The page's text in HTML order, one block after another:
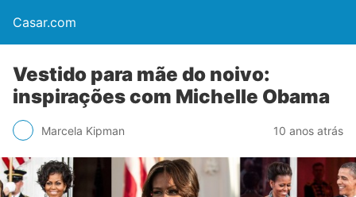
Casar.com
Vestido para mãe do noivo:
inspirações com Michelle Obama
Marcela Kipman 10 anos atrás